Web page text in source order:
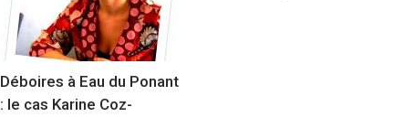
Déboires à Eau du Ponant
: le cas Karine Coz-